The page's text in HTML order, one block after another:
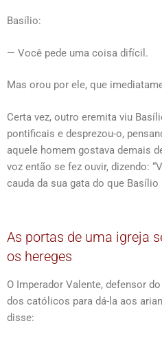
Basílio:
— Você pede uma coisa difícil.
Mas orou por ele, que
Certa vez, outro eremita viu
pontificais e desprezou-o,
aquele homem gostava demais
voz então se fez ouvir, dizendo:
cauda da sua gata do que
As portas de uma igreja
os hereges
O Imperador Valente, defensor
dos católicos para dá-la aos
disse: